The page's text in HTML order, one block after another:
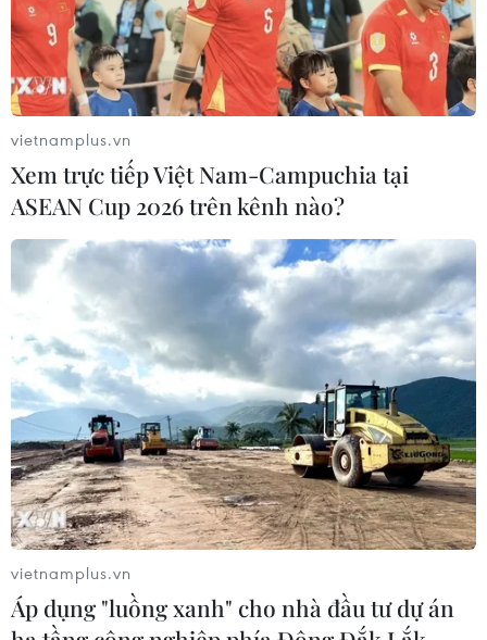
Cảnh báo mưa cường độ lớn trên
100mm tại Bắc Bộ, Thanh Hóa và
Nghệ An
06/08/2026 10:23
Mưa lớn kéo dài gây nhiều thiệt hại
về nhà ở, giao thông tại tỉnh Sơn La
06/08/2026 09:48
Xem thêm
CƠ QUAN CHỦ QUẢN: THÔNG TẤN XÃ VIỆT NAM
Tổng Biên tập: TRẦN TIẾN DUẨN
Phó Tổng Biên tập: NGUYỄN THỊ TÁM, KHÚC THANH
vietnamplus.vn
Xem trực tiếp Việt Nam-Campuchia tại
ASEAN Cup 2026 trên kênh nào?
vietnamplus.vn
Áp dụng "luồng xanh" cho nhà đầu tư dự án